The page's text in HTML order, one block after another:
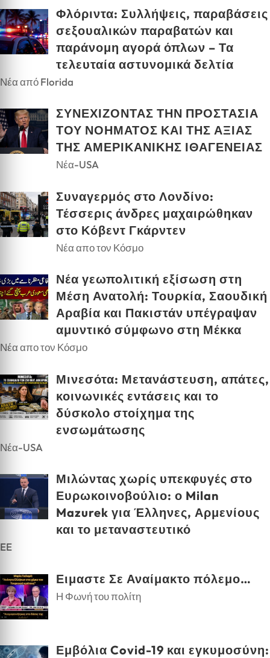
Φλόριντα: Συλλήψεις, παραβάσεις
σεξουαλικών παραβατών και
παράνομη αγορά όπλων – Τα
τελευταία αστυνομικά δελτία
Νέα από Florida
ΣΥΝΕΧΙΖΟΝΤΑΣ ΤΗΝ ΠΡΟΣΤΑΣΙΑ
ΤΟΥ ΝΟΗΜΑΤΟΣ ΚΑΙ ΤΗΣ ΑΞΙΑΣ
ΤΗΣ ΑΜΕΡΙΚΑΝΙΚΗΣ ΙΘΑΓΕΝΕΙΑΣ
Νέα-USA
Συναγερμός στο Λονδίνο:
Τέσσερις άνδρες μαχαιρώθηκαν
στο Κόβεντ Γκάρντεν
Νέα απο τον Κόσμο
Νέα γεωπολιτική εξίσωση στη
Μέση Ανατολή: Τουρκία, Σαουδική
Αραβία και Πακιστάν υπέγραψαν
αμυντικό σύμφωνο στη Μέκκα
Νέα απο τον Κόσμο
Μινεσότα: Μετανάστευση, απάτες,
κοινωνικές εντάσεις και το
δύσκολο στοίχημα της
ενσωμάτωσης
Νέα-USA
Μιλώντας χωρίς υπεκφυγές στο
Ευρωκοινοβούλιο: ο Milan
Mazurek για Έλληνες, Αρμενίους
και το μεταναστευτικό
EE
Ειμαστε Σε Αναίμακτο πόλεμο…
Η Φωνή του πολίτη
Εμβόλια Covid-19 και εγκυμοσύνη: